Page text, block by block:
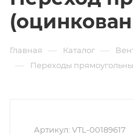
Главная — Каталог —
— Переходы
Артикул: VTL-00189617